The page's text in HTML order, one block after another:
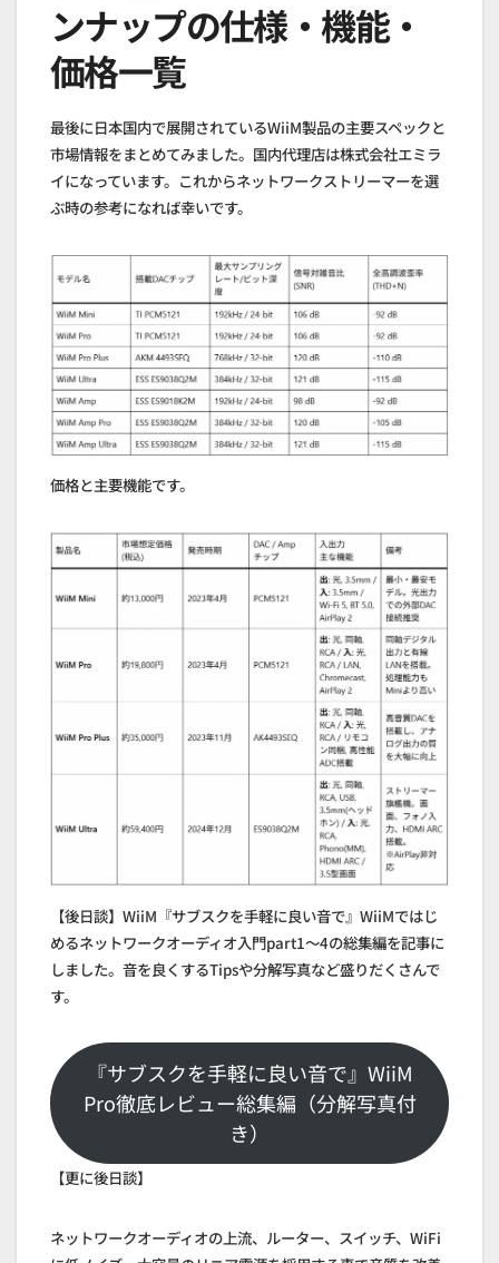
ンナップの仕様・機能・
価格一覧
最後に日本国内で展開されているWiiM製品の主要スペックと
市場情報をまとめてみました。国内代理店は株式会社エミラ
イになっています。これからネットワークストリーマーを選
ぶ時の参考になれば幸いです。
価格と主要機能です。
【後日談】WiiM『サブスクを手軽に良い音で』WiiMではじ
めるネットワークオーディオ入門part1～4の総集編を記事に
しました。音を良くするTipsや分解写真など盛りだくさんで
す。
『サブスクを手軽に良い音で』WiiM
Pro徹底レビュー総集編（分解写真付
き）
【更に後日談】
ネットワークオーディオの上流、ルーター、スイッチ、WiFi